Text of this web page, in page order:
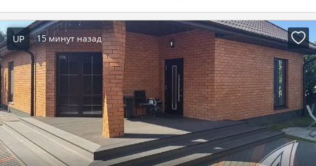
UP 15 минут назад